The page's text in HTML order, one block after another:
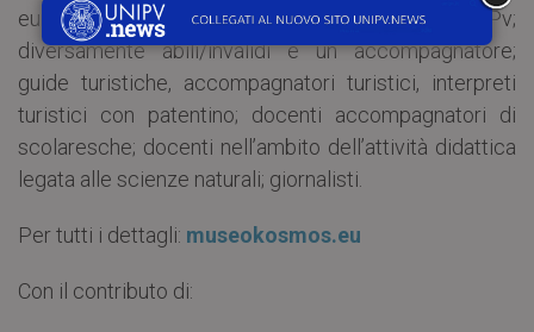
euro; gratuito: bambini 0-5 anni; studenti UniPv;
diversamente abili/invalidi e un accompagnatore;
guide turistiche, accompagnatori turistici, interpreti
turistici con patentino; docenti accompagnatori di
scolaresche; docenti nell’ambito dell’attività didattica
legata alle scienze naturali; giornalisti.
Per tutti i dettagli: museokosmos.eu
Con il contributo di: